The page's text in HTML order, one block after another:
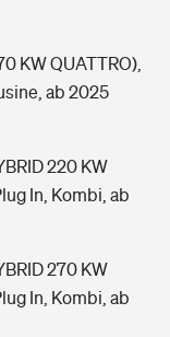
KW QUATTRO),
ab 2025
220 KW
In, Kombi, ab
270 KW
In, Kombi, ab